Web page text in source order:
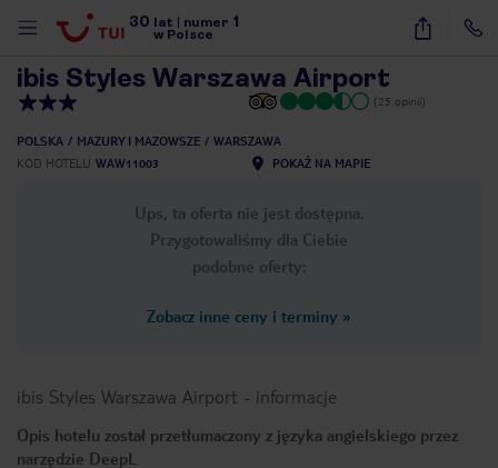
30 lat numer 1
w Polsce
31
ibis Styles Warszawa Airport
(25 opinii)
POLSKA MAZURY I MAZOWSZE
WARSZAWA
KOD HOTELU WAW11003 POKAŻ NA MAPIE
Ups, ta oferta nie jest dostępna.
Przygotowaliśmy dla Ciebie
podobne oferty:
Zobacz inne ceny i terminy »
ibis Styles Warszawa Airport - informacje
Opis hotelu został przetłumaczony z języka angielskiego przez
narzędzie DeepL